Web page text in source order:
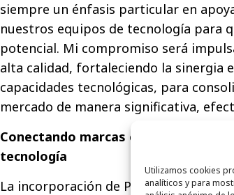
Utilizamos cookies
analíticos y para
siempre un énfasis particular en
nuestros equipos de tecnología para
potencial. Mi compromiso será
alta calidad, fortaleciendo la sinergia
capacidades tecnológicas, para
mercado de manera significativa,
Conectando marcas con personas a
tecnología
La incorporación de Pedro al equipo